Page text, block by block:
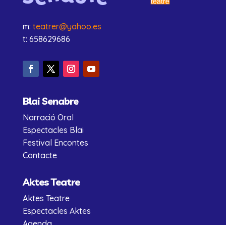
m: teatrer@yahoo.es
t: 658629686
Blai Senabre
Narració Oral
Espectacles Blai
Festival Encontes
Contacte
Aktes Teatre
Aktes Teatre
Espectacles Aktes